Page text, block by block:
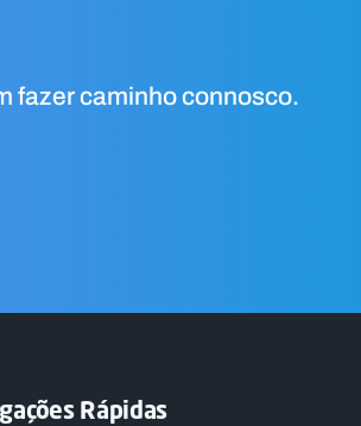
fazer caminho connosco.
Rápidas